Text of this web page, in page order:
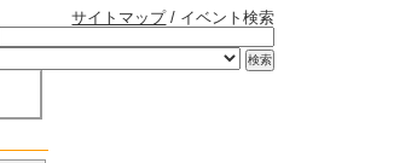
サイトマップ/ イベント検索